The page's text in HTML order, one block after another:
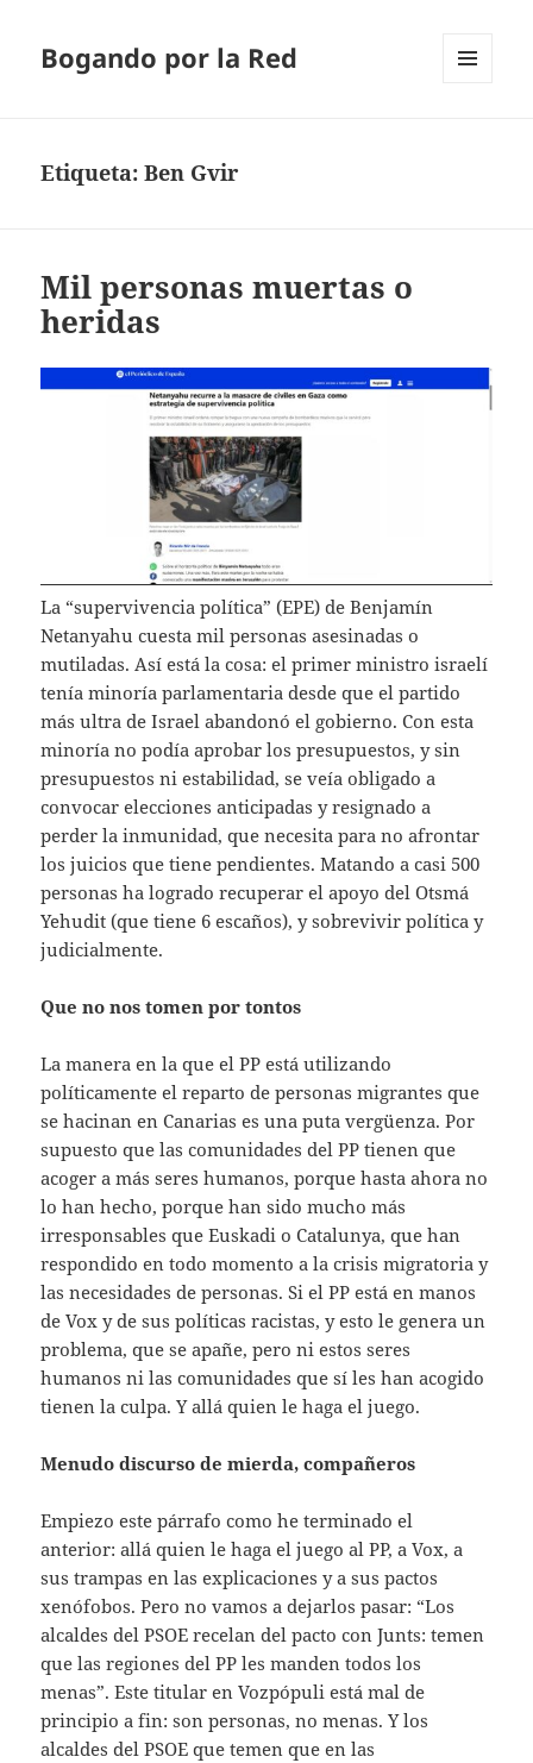
Bogando por la Red
Etiqueta:Ben Gvir
Mil personas muertas o
heridas
La “supervivencia política” (EPE) de Benjamín
Netanyahu cuesta mil personas asesinadas o
mutiladas. Así está la cosa: el primer ministro israelí
tenía minoría parlamentaria desde que el partido
más ultra de Israel abandonó el gobierno. Con esta
minoría no podía aprobar los presupuestos, y sin
presupuestos ni estabilidad, se veía obligado a
convocar elecciones anticipadas y resignado a
perder la inmunidad, que necesita para no afrontar
los juicios que tiene pendientes. Matando a casi 500
personas ha logrado recuperar el apoyo del Otsmá
Yehudit (que tiene 6 escaños), y sobrevivir política y
judicialmente.
Que no nos tomen por tontos
La manera en la que el PP está utilizando
políticamente el reparto de personas migrantes que
se hacinan en Canarias es una puta vergüenza. Por
supuesto que las comunidades del PP tienen que
acoger a más seres humanos, porque hasta ahora no
lo han hecho, porque han sido mucho más
irresponsables que Euskadi o Catalunya, que han
respondido en todo momento a la crisis migratoria y
las necesidades de personas. Si el PP está en manos
de Vox y de sus políticas racistas, y esto le genera un
problema, que se apañe, pero ni estos seres
humanos ni las comunidades que sí les han acogido
tienen la culpa. Y allá quien le haga el juego.
Menudo discurso de mierda, compañeros
Empiezo este párrafo como he terminado el
anterior: allá quien le haga el juego al PP, a Vox, a
sus trampas en las explicaciones y a sus pactos
xenófobos. Pero no vamos a dejarlos pasar: “Los
alcaldes del PSOE recelan del pacto con Junts: temen
que las regiones del PP les manden todos los
menas”. Este titular en Vozpópuli está mal de
principio a fin: son personas, no menas. Y los
alcaldes del PSOE que temen que en las